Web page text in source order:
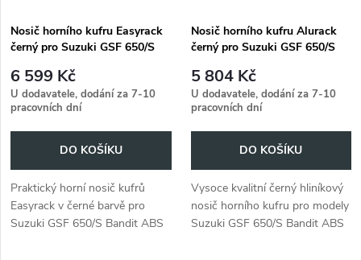
p
r
o
d
u
s
p
r
o
d
u
Nosič horního kufru Easyrack
černý pro Suzuki GSF 650/S
6 599 Kč
U dodavatele, dodání za 7-10
pracovních dní
DO KOŠÍKU
Praktický horní nosič kufrů
Easyrack v černé barvě pro
Suzuki GSF 650/S Bandit ABS
Nosič horního kufru Alurack
černý pro Suzuki GSF 650/S
5 804 Kč
U dodavatele, dodání za 7-10
pracovních dní
DO KOŠÍKU
Vysoce kvalitní černý hliníkový
nosič horního kufru pro modely
Suzuki GSF 650/S Bandit ABS